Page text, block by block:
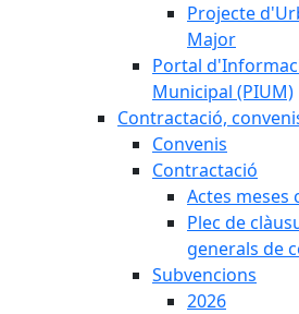
Projecte
Major
Portal
Municipal (PIUM)
Contractació,
Convenis
Contractació
Actes meses
Plec de
generals de
Subvencions
2026